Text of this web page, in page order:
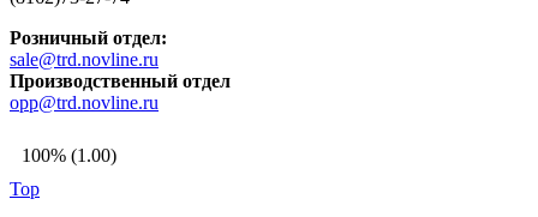
Розничный отдел:
sale@trd.novline.ru
Производственный отдел
opp@trd.novline.ru
100% (1.00)
Top